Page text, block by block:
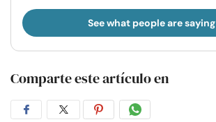
See what people are saying
Comparte este artículo en
CompartirCompartirCompartirCompartir